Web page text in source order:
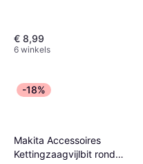
€ 8,99
6 winkels
-18%
Makita Accessoires
Kettingzaagvijlbit rond